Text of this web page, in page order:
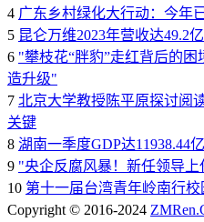
4 广东乡村绿化大行动：今年
5 昆仑万维2023年营收达49.2
6 "攀枝花“胖豹”走红背后的
造升级"
7 北京大学教授陈平原探讨阅
关键
8 湖南一季度GDP达11938.44
9 "央企反腐风暴！新任领导
10 第十一届台湾青年岭南行
Copyright © 2016-2024